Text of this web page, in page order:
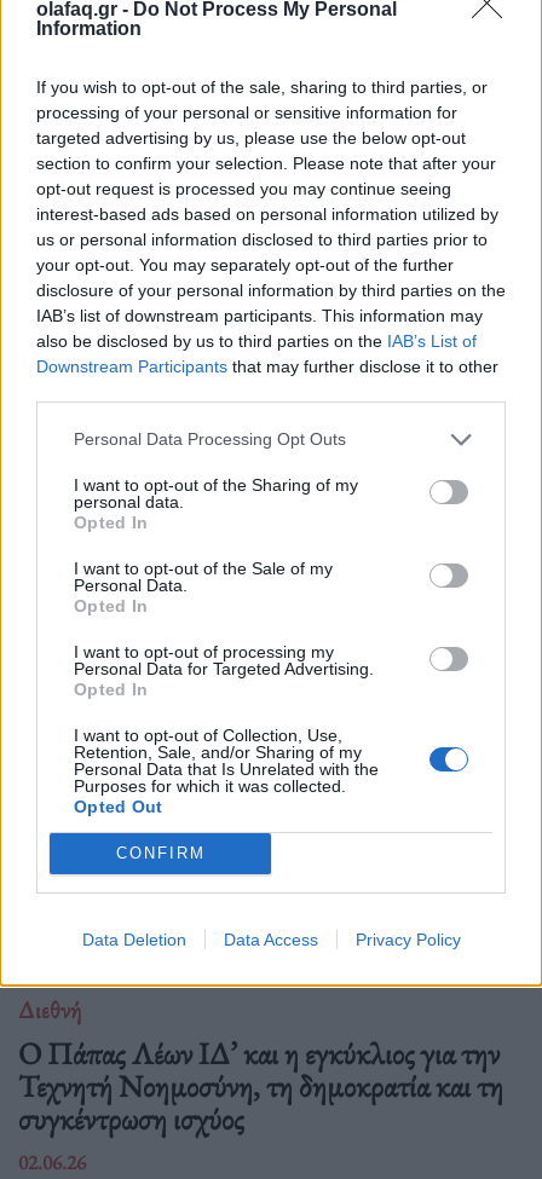
olafaq.gr - Do Not Process My Personal
Information
If you wish to opt-out of the sale, sharing to third parties, or
processing of your personal or sensitive information for
targeted advertising by us, please use the below opt-out
section to confirm your selection. Please note that after your
opt-out request is processed you may continue seeing
interest-based ads based on personal information utilized by
us or personal information disclosed to third parties prior to
your opt-out. You may separately opt-out of the further
disclosure of your personal information by third parties on the
IAB’s list of downstream participants. This information may
also be disclosed by us to third parties on the IAB’s List of
Downstream Participants that may further disclose it to other
Personal Data Processing Opt Outs
I want to opt-out of the Sharing of my
personal data.
Opted In
I want to opt-out of the Sale of my
Personal Data.
Opted In
I want to opt-out of processing my
Personal Data for Targeted Advertising.
Opted In
I want to opt-out of Collection, Use,
Retention, Sale, and/or Sharing of my
Personal Data that Is Unrelated with the
Purposes for which it was collected.
Opted Out
CONFIRM
Data Deletion Data Access Privacy Policy
Ακολουθήστε το OLAFAQ
στο Google News
Newsroom
Ετικέτες :ανθρωπιά,Γάζα εκτοπισμένοι,Κάιρο,
υπουργός εξωτερικών
Αιγύπτου.
Δείτε επίσης
Διεθνή
Ο Πάπας Λέων ΙΔ’ και η εγκύκλιος για την
Τεχνητή Νοημοσύνη, τη δημοκρατία και τη
συγκέντρωση ισχύος
02.06.26